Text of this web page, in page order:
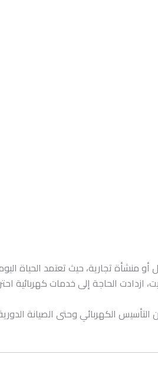
منشأة تجارية، حيث تعتمد الحياة
الحاجة إلى خدمات كهربائية
الكهربائي وحتى الصيانة